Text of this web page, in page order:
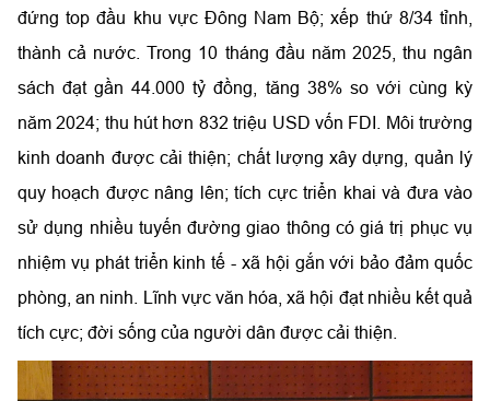
đứng top đầu khu vực Đông Nam Bộ; xếp thứ 8/34 tỉnh,
thành cả nước. Trong 10 tháng đầu năm 2025, thu ngân
sách đạt gần 44.000 tỷ đồng, tăng 38% so với cùng kỳ
năm 2024; thu hút hơn 832 triệu USD vốn FDI. Môi trường
kinh doanh được cải thiện; chất lượng xây dựng, quản lý
quy hoạch được nâng lên; tích cực triển khai và đưa vào
sử dụng nhiều tuyến đường giao thông có giá trị phục vụ
nhiệm vụ phát triển kinh tế - xã hội gắn với bảo đảm quốc
phòng, an ninh. Lĩnh vực văn hóa, xã hội đạt nhiều kết quả
tích cực; đời sống của người dân được cải thiện.